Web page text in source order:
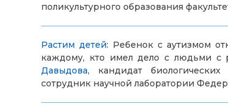
поликультурного образования
Растим детей: Ребенок с аутизмом
каждому, кто имел дело с людьми с
Давыдова, кандидат биологических
сотрудник научной лаборатории